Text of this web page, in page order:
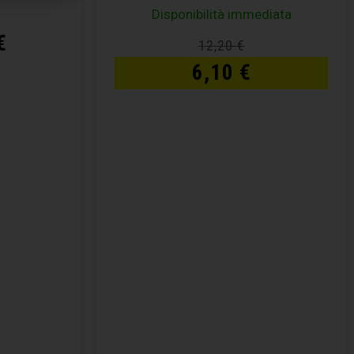
Disponibilità immediata
12,20€
6,10 €